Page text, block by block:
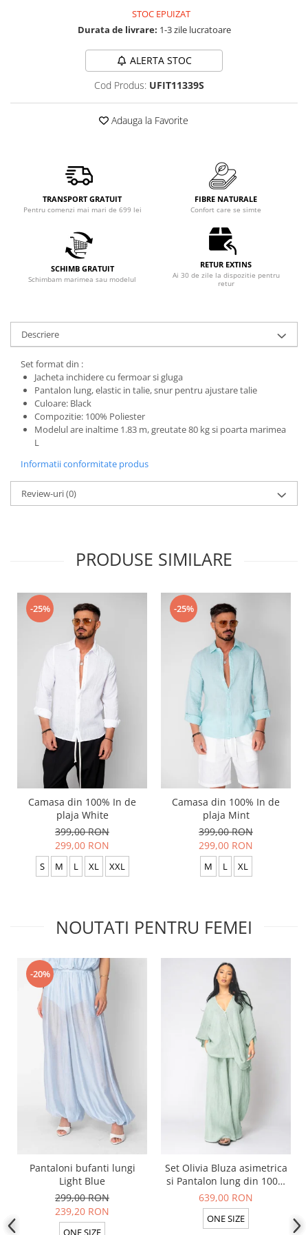
STOC EPUIZAT
Durata de livrare: 1-3 zile lucratoare
ALERTA STOC
Cod Produs: UFIT11339S
Adauga la Favorite
TRANSPORT GRATUIT
Pentru comenzi mai mari de 699 lei
FIBRE NATURALE
Confort care se simte
SCHIMB GRATUIT
Schimbam marimea sau modelul
RETUR EXTINS
Ai 30 de zile la dispozitie pentru
retur
Descriere
Set format din :
Jacheta inchidere cu fermoar si gluga
Pantalon lung, elastic in talie, snur pentru ajustare talie
Culoare: Black
Compozitie: 100% Poliester
Modelul are inaltime 1.83 m, greutate 80 kg si poarta marimea
L
Informatii conformitate produs
Review-uri(0)
PRODUSE SIMILARE
-25%
Camasa din 100% In de
plaja White
399,00 RON
299,00 RON
S M L XL XXL
-25%
Camasa din 100% In de
plaja Mint
399,00 RON
299,00 RON
M L XL
NOUTATI PENTRU FEMEI
-20%
Pantaloni bufanti lungi
Light Blue
299,00 RON
239,20 RON
ONE SIZE
Set Olivia Bluza asimetrica
si Pantalon lung din 100%
in Light Olive
639,00 RON
ONE SIZE